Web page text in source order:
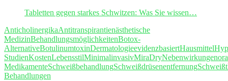
Tabletten gegen starkes Schwitzen: Was Sie wissen…
AnticholinergikaAntitranspirantienästhetische
MedizinBehandlungsmöglichkeitenBotox-
AlternativeBotulinumtoxinDermatologieevidenzbasiertHausmittel
StudienKostenLebensstilMinimalinvasivMiraDryNebenwirkungen
MedikamenteSchweißbehandlungSchweißdrüsenentfernung
Behandlungen